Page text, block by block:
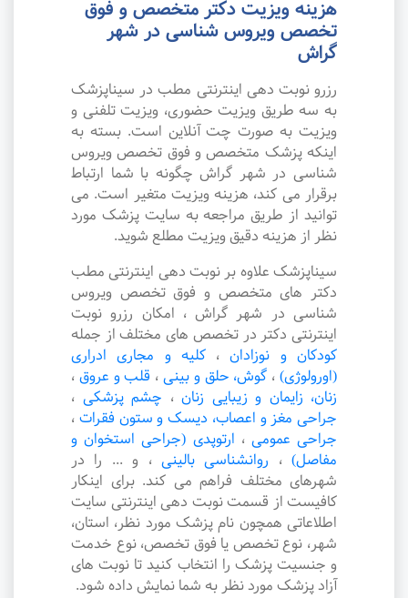
هزینه ویزیت دکتر متخصص و فوق
تخصص ویروس شناسی در شهر
گراش
رزرو نوبت دهی اینترنتی مطب در سیناپزشک
به سه طریق ویزیت حضوری، ویزیت تلفنی و
ویزیت به صورت چت آنلاین است. بسته به
اینکه پزشک متخصص و فوق تخصص ویروس
شناسی در شهر گراش چگونه با شما ارتباط
برقرار می کند، هزینه ویزیت متغیر است. می
توانید از طریق مراجعه به سایت پزشک مورد
نظر از هزینه دقیق ویزیت مطلع شوید.
سیناپزشک علاوه بر نوبت دهی اینترنتی مطب
دکتر های متخصص و فوق تخصص ویروس
شناسی در شهر گراش ، امکان رزرو نوبت
اینترنتی دکتر در تخصص های مختلف از جمله
کودکان و نوزادان ،کلیه و مجاری ادراری
(اورولوژی) ، گوش، حلق و بینی ، قلب و عروق ،
زنان، زایمان و زیبایی زنان ، چشم پزشکی ،
جراحی مغز و اعصاب، دیسک و ستون فقرات ،
جراحی عمومی ، ارتوپدی (جراحی استخوان و
مفاصل) ، روانشناسی بالینی ، و ... را در
شهرهای مختلف فراهم می کند. برای اینکار
کافیست از قسمت نوبت دهی اینترنتی سایت
اطلاعاتی همچون نام پزشک مورد نظر، استان،
شهر، نوع تخصص یا فوق تخصص، نوع خدمت
و جنسیت پزشک را انتخاب کنید تا نوبت های
آزاد پزشک مورد نظر به شما نمایش داده شود.